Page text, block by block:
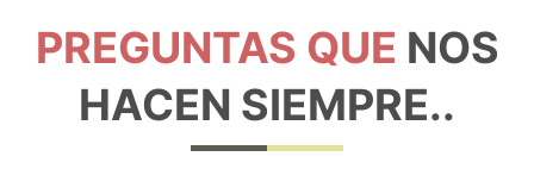
PREGUNTAS QUE NOS
HACEN SIEMPRE..